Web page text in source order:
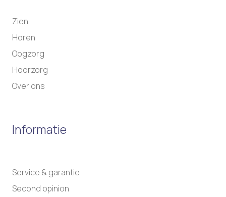
Zien
Horen
Oogzorg
Hoorzorg
Over ons
Informatie
Service & garantie
Second opinion